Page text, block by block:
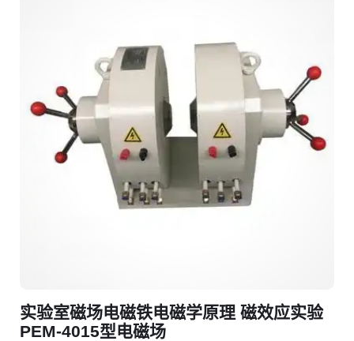
实验室磁场电磁铁电磁学原理 磁效应实验
PEM-4015型电磁场